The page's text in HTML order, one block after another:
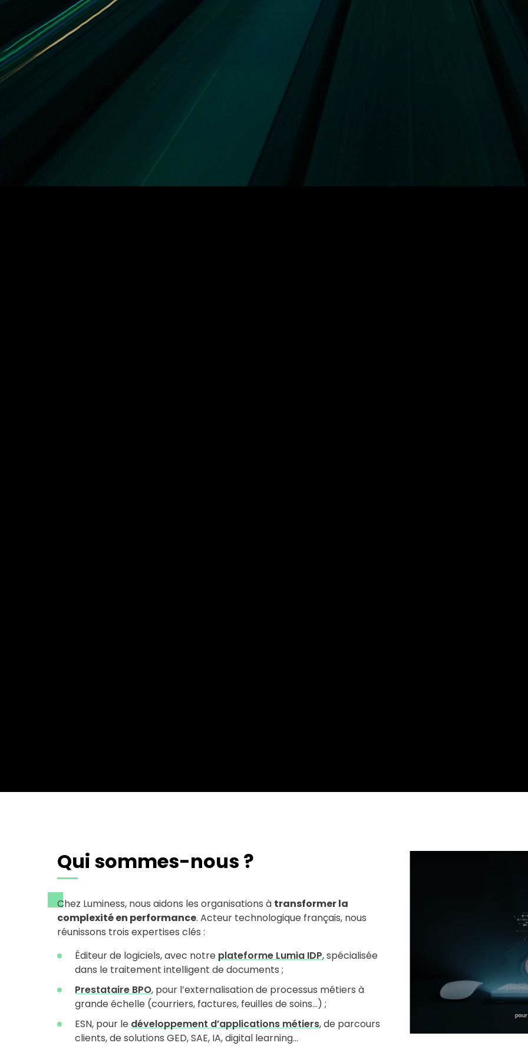
Qui sommes-nous ?
Chez Luminess, nous aidons les organisations à transformer la
complexité en performance. Acteur technologique français, nous
réunissons trois expertises clés :
Éditeur de logiciels, avec notre plateforme Lumia IDP, spécialisée
dans le traitement intelligent de documents ;
Prestataire BPO, pour l’externalisation de processus métiers à
grande échelle (courriers, factures, feuilles de soins…) ;
ESN, pour le développement d’applications métiers, de parcours
clients, de solutions GED, SAE, IA, digital learning…